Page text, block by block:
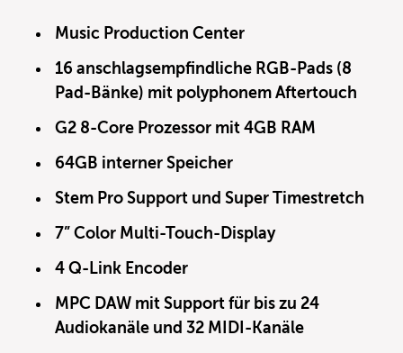
Music Production Center
16 anschlagsempfindliche RGB-Pads (8
Pad-Bänke) mit polyphonem Aftertouch
G2 8-Core Prozessor mit 4GB RAM
64GB interner Speicher
Stem Pro Support und Super Timestretch
7” Color Multi-Touch-Display
4 Q-Link Encoder
MPC DAW mit Support für bis zu 24
Audiokanäle und 32 MIDI-Kanäle